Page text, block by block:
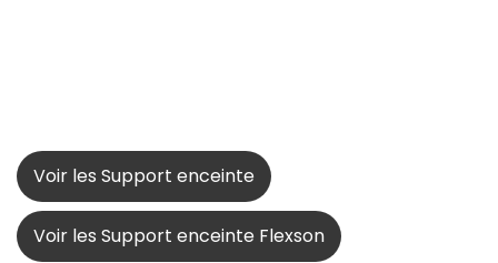
Voir les Support enceinte
Voir les Support enceinte Flexson